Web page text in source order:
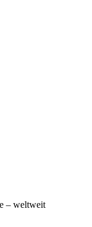
– weltweit